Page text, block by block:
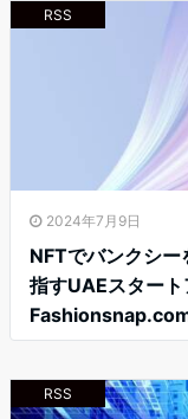
RSS
2024年7月9日
NFTでバンクシー
指すUAEスター
RSS